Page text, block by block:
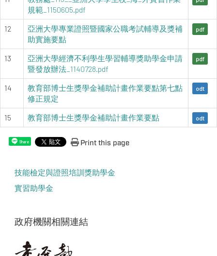
技能檢定與證照培訓獎助學金
實習助學金
政府機關相關連結
規範_1150605.pdf
12
亞洲大學專業證照暨國家公職考試輔導及獎補
助實施要點
pdf
13
亞洲大學經濟不利學生學習輔導獎助學金申請
暨發放辦法_1140728.pdf
pdf
14
教育部博士生獎學金補助計畫作業要點第七點
修正規定
odt
15 教育部博士生獎學金補助計畫作業要點 odt
Share Print this page